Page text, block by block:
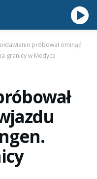
próbował ominąć
granicy w Medyce